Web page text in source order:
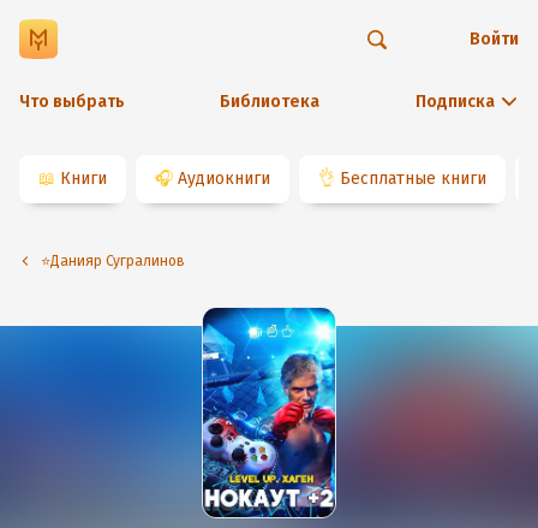
Что выбрать Библиотека Подписка
Войти
📖 Книги 🎧 Аудиокниги 👌 Бесплатные книги
⭐️Данияр Сугралинов